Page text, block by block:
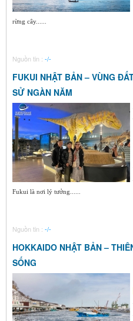
rừng cây......
Nguồn tin : -/-
FUKUI NHẬT BẢN – VÙNG
SỬ NGÀN NĂM
Fukui là nơi lý tưởng......
Nguồn tin : -/-
HOKKAIDO NHẬT BẢN –
SỐNG